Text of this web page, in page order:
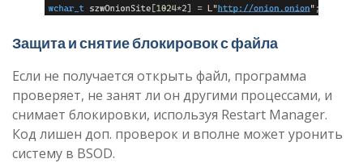
Защита и снятие блокировок с файла
Если не получается открыть файл, программа
проверяет, не занят ли он другими процессами, и
снимает блокировки, используя Restart Manager.
Код лишен доп. проверок и вполне может уронить
систему в BSOD.